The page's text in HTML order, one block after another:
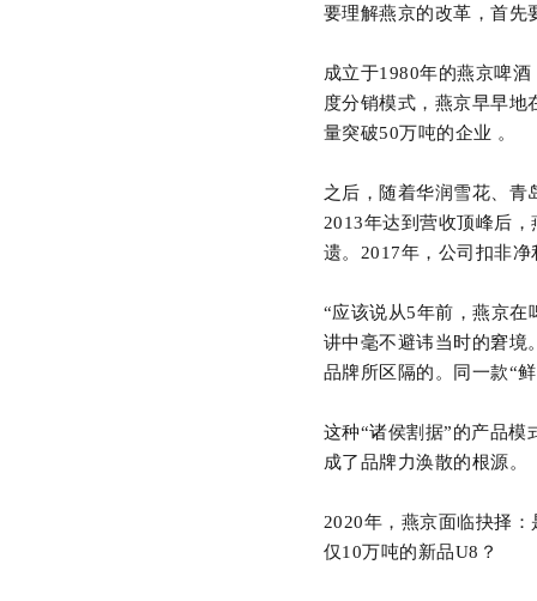
要理解燕京的改革，首先
成立于1980年的燕京啤
度分销模式，燕京早早
量突破50万吨的企业 。
之后，随着华润雪花、青
2013年达到营收顶峰后
遗。2017年，公司扣非
“应该说从5年前，燕京在
讲中毫不避讳当时的窘境
品牌所区隔的。同一款“
这种“诸侯割据”的产品模
成了品牌力涣散的根源。
2020年，燕京面临抉择
仅10万吨的新品U8？